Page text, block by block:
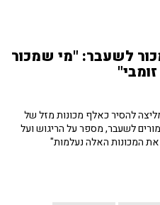
לשעבר: "מי שמכור
להסיר כאלף מכונות מזל של
לשעבר, מספר על הריגוש ועל
המכונות האלה נעלמות"